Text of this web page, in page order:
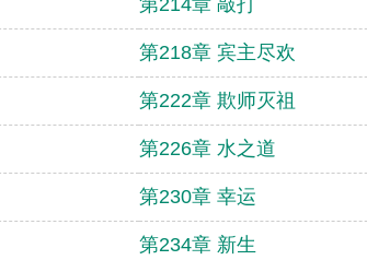
第214章 敲打
第218章 宾主尽欢
第222章 欺师灭祖
第226章 水之道
第230章 幸运
第234章 新生